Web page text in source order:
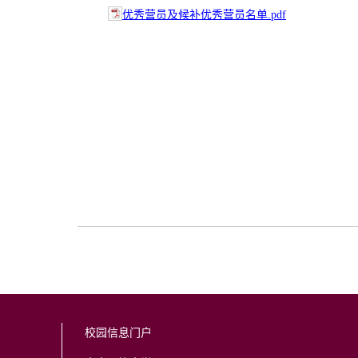
优秀营员及候补优秀营员名单.pdf
校园信息门户